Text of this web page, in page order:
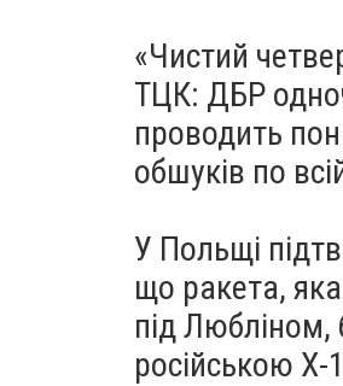
«Чистий
ТЦК: ДБР
проводить
обшуків по
У Польщі
що ракета,
під Любліном,
російською Х-